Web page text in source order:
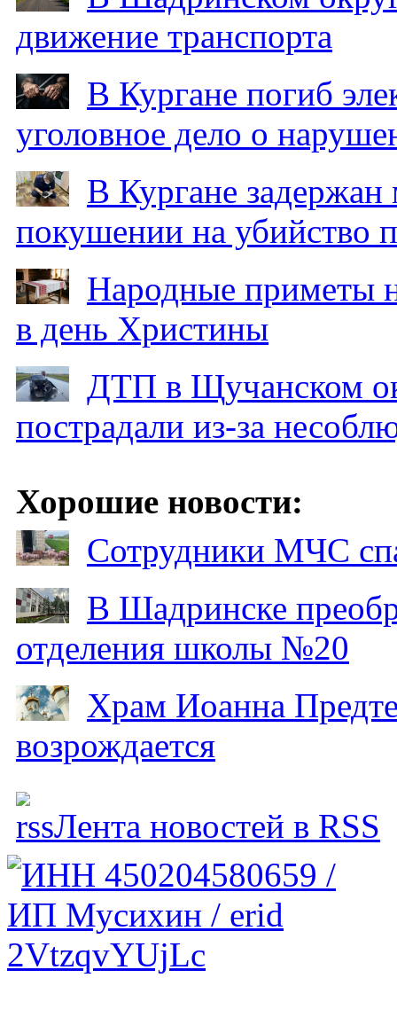
движение транспорта
В Кургане погиб
уголовное дело о
В Кургане
покушении на убийство
Народные приметы
в день Христины
ДТП в Щучанском
пострадали из-за
Хорошие новости:
Сотрудники МЧС
В Шадринске
отделения школы №20
Храм Иоанна
возрождается
Лента новостей в RSS